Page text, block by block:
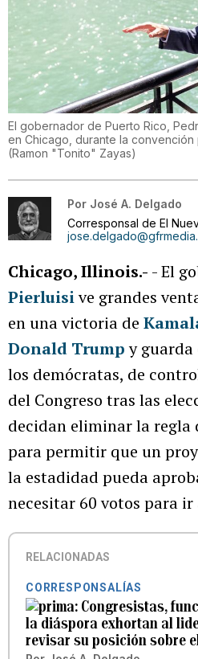
El gobernador de Puerto Rico,
en Chicago, durante la
(Ramon "Tonito" Zayas)
Por José A. Delgado
Corresponsal de El
Chicago, Illinois.- - El
Pierluisive grandes
en una victoria de
Donald Trump y guarda
los demócratas, de
del Congreso tras las
decidan eliminar la
para permitir que un
la estadidad pueda
necesitar 60 votos para
RELACIONADAS
CORRESPONSALÍAS
Congresistas,
la diáspora exhortan al
revisar su posición sobre